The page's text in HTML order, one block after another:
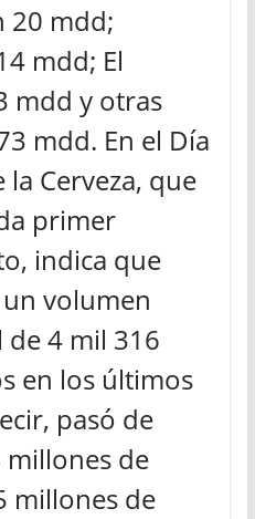
20 mdd;
mdd; El
mdd y otras
mdd. En el Día
Cerveza, que
primer
indica que
volumen
4 mil 316
en los últimos
pasó de
de
millones de